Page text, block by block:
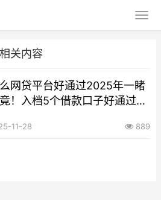
关内容
网贷平台好通过2025年一睹
！入档​5个借款口子好通过网
11-28 889